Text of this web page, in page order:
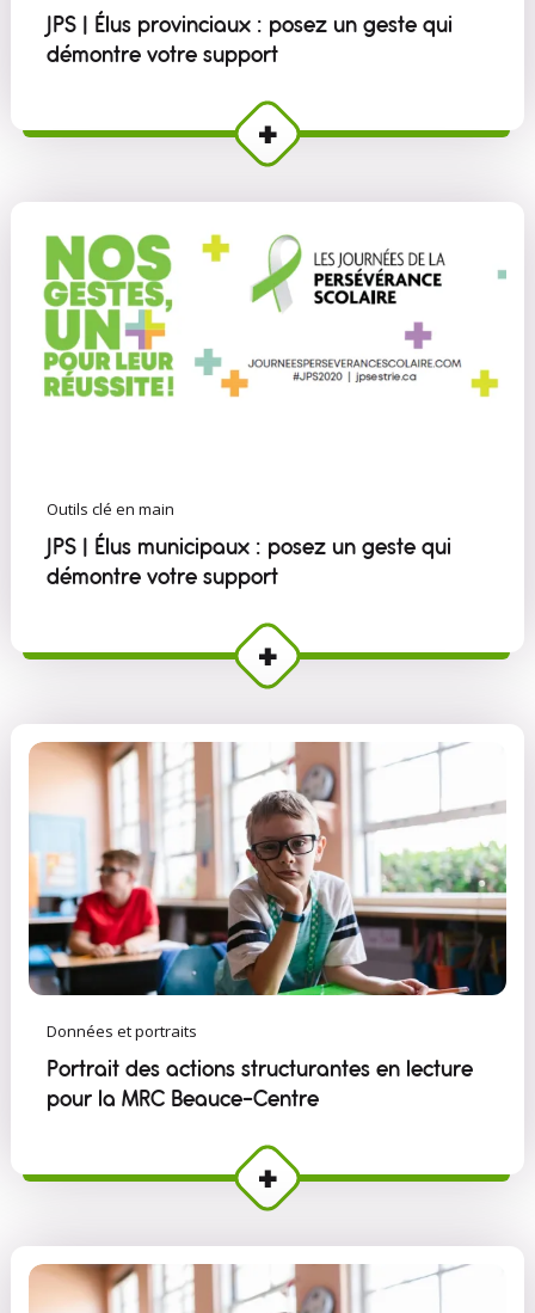
JPS | Élus provinciaux : posez un geste qui
démontre votre support
Outils clé en main
JPS | Élus municipaux : posez un geste qui
démontre votre support
Données et portraits
Portrait des actions structurantes en lecture
pour la MRC Beauce-Centre